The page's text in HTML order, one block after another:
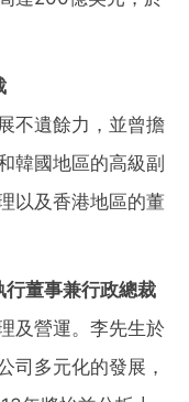
不遺餘力，並曾擔
韓國地區的高級副
以及香港地區的董
董事兼行政總裁
及營運。李先生於
司多元化的發展，